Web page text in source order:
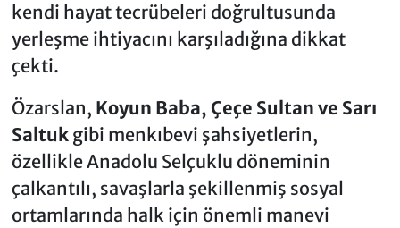
kendi hayat tecrübeleri doğrultusunda
yerleşme ihtiyacını karşıladığına dikkat
çekti.
Özarslan, Koyun Baba, Çeçe Sultan ve Sarı
Saltukgibi menkıbevi şahsiyetlerin,
özellikle Anadolu Selçuklu döneminin
çalkantılı, savaşlarla şekillenmiş sosyal
ortamlarında halk için önemli manevi